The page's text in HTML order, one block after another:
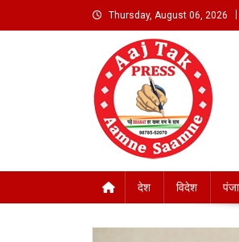
to
Thursday, August 06, 2026
Aaj Tak
देश विदेश